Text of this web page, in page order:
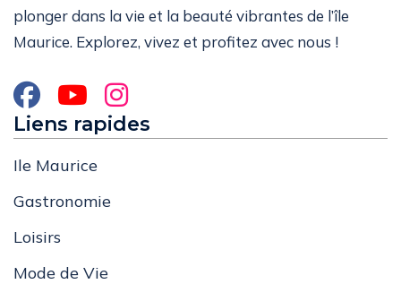
plonger dans la vie et la beauté vibrantes de l’île
Maurice. Explorez, vivez et profitez avec nous !
Liens rapides
Ile Maurice
Gastronomie
Loisirs
Mode de Vie